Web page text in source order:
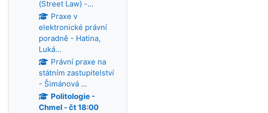
(Street Law) -...
Praxe v
elektronické právní
poradně - Hatina,
Luká...
Právní praxe na
státním zastupitelství
- Šimánová ...
Politologie -
Chmel - čt 18:00